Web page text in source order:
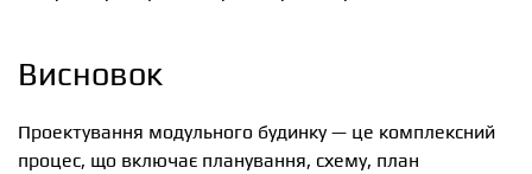
Висновок
Проектування модульного будинку — це комплексний
процес, що включає планування, схему, план